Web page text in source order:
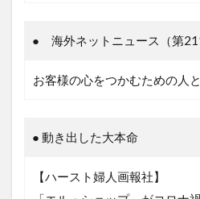
● 海外ネットニュース（第
お客様の心をつかむための人
● 動き出した大本命
【ハースト婦人画報社】